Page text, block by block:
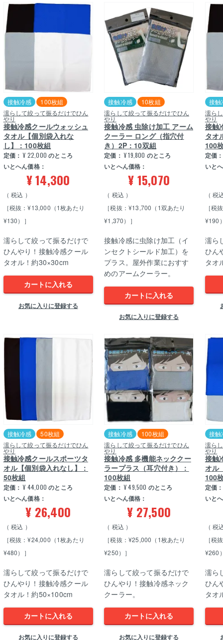
接触冷感
100枚組
濡らして絞って振るだけでひん
やり
接触冷感クールウォッシュ
タオル【個別袋入れな
し】：100枚組
定価： ¥ 22,000 のところ
いとへん価格：
¥14,300
税込
［税抜：¥13,000（1枚あたり
¥130）］
濡らして絞って振るだけで
ひんやり！接触冷感クール
タオル！約30×30cm
カートに入れる
お気に入りに登録する
接触冷感
10枚組
濡らして絞って振るだけでひん
やり
接触冷感 虫除け加工 アーム
クーラー ロング（指穴付
き）2P：10双組
定価： ¥ 19,800 のところ
いとへん価格：
¥15,070
税込
［税抜：¥13,700（1双あたり
¥1,370）］
接触冷感に虫除け加工（イ
ンセクトシールド加工）を
プラス。屋外作業におすす
めのアームクーラー。
カートに入れる
お気に入りに登録する
接触
濡ら
やり
接触
タオ
100
定価：
いと
税
［税
¥190
濡ら
ひん
タオ
接触冷感
50枚組
濡らして絞って振るだけでひん
やり
接触冷感クールスポーツタ
オル【個別袋入れなし】：
50枚組
定価： ¥ 44,000 のところ
いとへん価格：
¥ 26,400
税込
［税抜：¥24,000（1枚あたり
¥480）］
濡らして絞って振るだけで
ひんやり！接触冷感クール
タオル！約50×100cm
カートに入れる
お気に入りに登録する
接触冷感
100枚組
濡らして絞って振るだけでひん
やり
接触冷感 多機能ネッククー
ラープラス（耳穴付き）：
100枚組
定価： ¥ 49,500 のところ
いとへん価格：
¥ 27,500
税込
［税抜：¥25,000（1枚あたり
¥250）］
濡らして絞って振るだけで
ひんやり！接触冷感ネック
クーラー。
カートに入れる
お気に入りに登録する
接触
濡ら
やり
接触
オル
100
定価：
いと
税
［税
¥260
濡ら
ひん
タオ